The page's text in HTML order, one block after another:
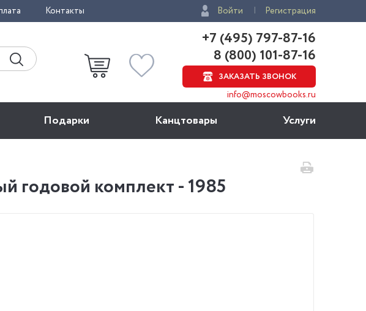
Контакты Войти Регистрация
+7 (495) 797-87-16
8 (800) 101-87-16
ЗАКАЗАТЬ ЗВОНОК
info@moscowbooks.ru
Подарки Канцтовары Услуги
годовой комплект - 1985